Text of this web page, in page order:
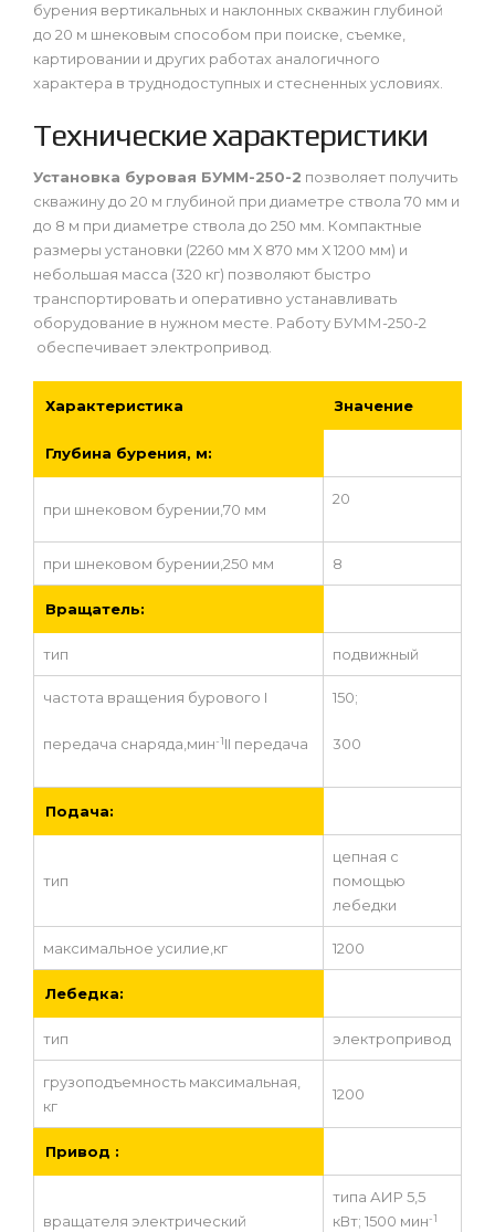
бурения вертикальных и наклонных скважин глубиной
до 20 м шнековым способом при поиске, съемке,
картировании и других работах аналогичного
характера в труднодоступных и стесненных условиях.
Технические характеристики
Установка буровая БУММ-250-2 позволяет получить
скважину до 20 м глубиной при диаметре ствола 70 мм и
до 8 м при диаметре ствола до 250 мм. Компактные
размеры установки (2260 мм Х 870 мм Х 1200 мм) и
небольшая масса (320 кг) позволяют быстро
транспортировать и оперативно устанавливать
оборудование в нужном месте. Работу БУММ-250-2
обеспечивает электропривод.
Характеристика Значение
Глубина бурения, м:
при шнековом бурении,70 мм
20
при шнековом бурении,250 мм 8
Вращатель:
тип подвижный
частота вращения бурового I
передача снаряда,мин-1II передача
150;
300
Подача:
тип
цепная с
помощью
лебедки
максимальное усилие,кг 1200
Лебедка:
тип электропривод
грузоподъемность максимальная,
кг
1200
Привод :
вращателя электрический
типа АИР 5,5
кВт; 1500 мин-1